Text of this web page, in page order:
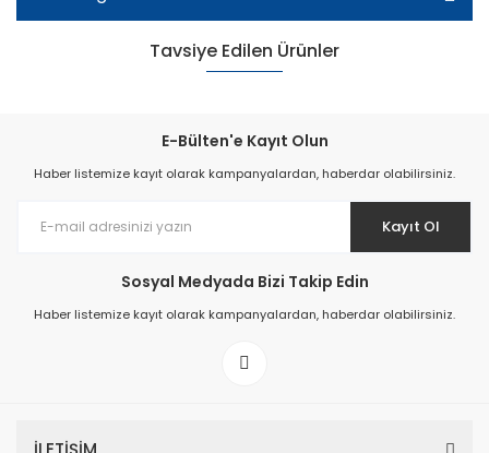
Tavsiye Edilen Ürünler
Kadın Şeffaf Terlik - Siyah
E-Bülten'e Kayıt Olun
Haber listemize kayıt olarak kampanyalardan, haberdar olabilirsiniz.
Kayıt Ol
Sosyal Medyada Bizi Takip Edin
Haber listemize kayıt olarak kampanyalardan, haberdar olabilirsiniz.